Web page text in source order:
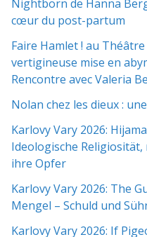
Nightborn de Hanna
cœur du post-partum
Faire Hamlet ! au
vertigineuse mise en
Rencontre avec Valeria
Nolan chez les dieux :
Karlovy Vary 2026:
Ideologische
ihre Opfer
Karlovy Vary 2026: The
Mengel – Schuld und
Karlovy Vary 2026: If